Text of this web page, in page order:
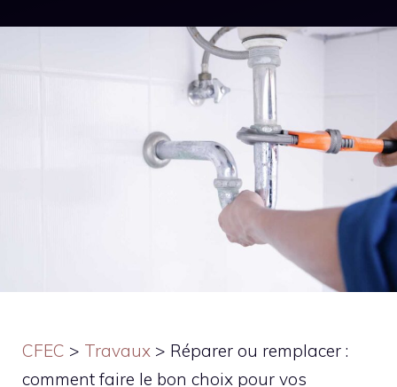
CFEC > Travaux > Réparer ou remplacer :
comment faire le bon choix pour vos